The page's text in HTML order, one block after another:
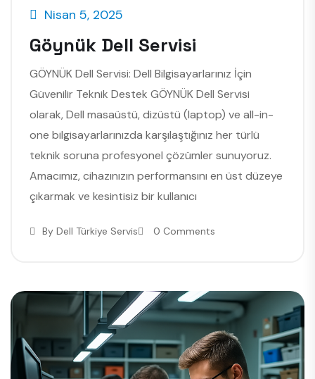
Nisan 5, 2025
Göynük Dell Servisi
GÖYNÜK Dell Servisi: Dell Bilgisayarlarınız İçin
Güvenilir Teknik Destek GÖYNÜK Dell Servisi
olarak, Dell masaüstü, dizüstü (laptop) ve all-in-
one bilgisayarlarınızda karşılaştığınız her türlü
teknik soruna profesyonel çözümler sunuyoruz.
Amacımız, cihazınızın performansını en üst düzeye
çıkarmak ve kesintisiz bir kullanıcı
By Dell Türkiye Servis 0 Comments